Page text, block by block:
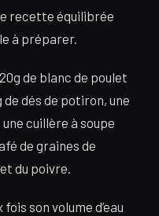
recette équilibrée
à préparer.
de blanc de poulet
de dés de potiron, une
cuillère à soupe
de graines de
du poivre.
son volume d’eau